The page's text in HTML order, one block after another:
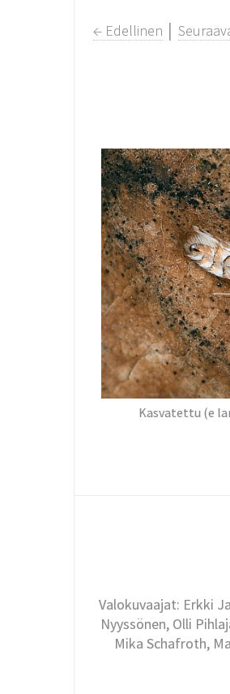
← Edellinen │
Kasvatettu (e
Valokuvaajat: Erkki
Nyyssönen, Olli
Mika Schafroth,